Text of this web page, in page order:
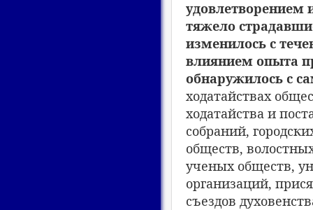
удовлетворением
тяжело
изменилось с
влиянием опыта
обнаружилось с
ходатайствах
ходатайства и
собраний,
обществ,
ученых обществ,
организаций,
съездов